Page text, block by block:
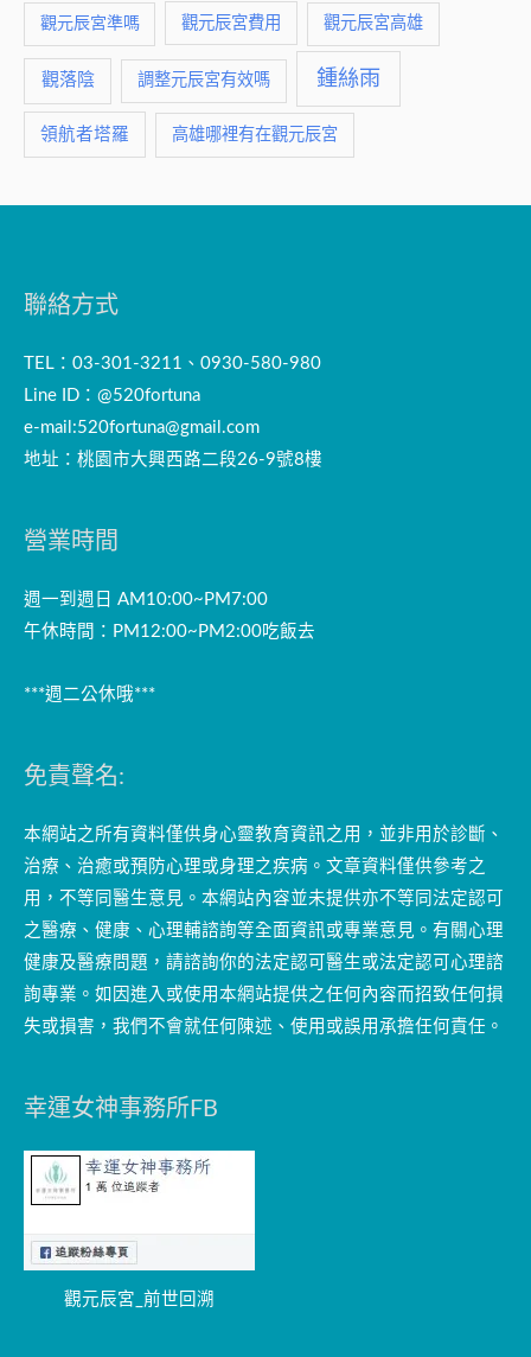
觀元辰宮準嗎 觀元辰宮費用 觀元辰宮高雄
觀落陰 調整元辰宮有效嗎 鍾絲雨
領航者塔羅 高雄哪裡有在觀元辰宮
聯絡方式
TEL：03-301-3211、0930-580-980
Line ID：@520fortuna
e-mail:520fortuna@gmail.com
地址：桃園市大興西路二段26-9號8樓
營業時間
週一到週日 AM10:00~PM7:00
午休時間：PM12:00~PM2:00吃飯去
***週二公休哦***
免責聲名:
本網站之所有資料僅供身心靈教育資訊之用，並非用於診斷、
治療、治癒或預防心理或身理之疾病。文章資料僅供參考之
用，不等同醫生意見。本網站內容並未提供亦不等同法定認可
之醫療、健康、心理輔諮詢等全面資訊或專業意見。有關心理
健康及醫療問題，請諮詢你的法定認可醫生或法定認可心理諮
詢專業。如因進入或使用本網站提供之任何內容而招致任何損
失或損害，我們不會就任何陳述、使用或誤用承擔任何責任。
幸運女神事務所FB
觀元辰宮_前世回溯